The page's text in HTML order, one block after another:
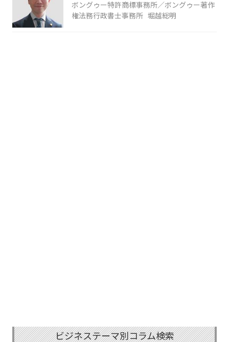
ボングゥー特許商標事務所／ボングゥー著作
権法務行政書士事務所 堀越総明
ビジネステーマ別コラム検索